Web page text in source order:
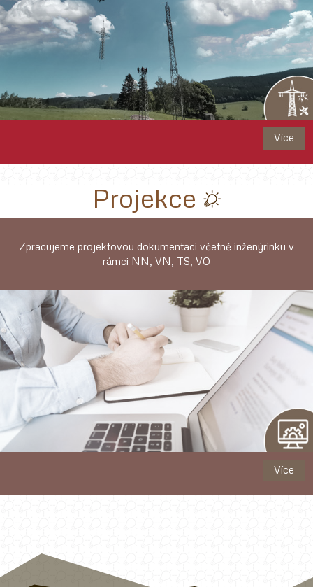
Více
Projekce
Zpracujeme projektovou dokumentaci včetně inženýrinku v
rámci NN, VN, TS, VO
Více